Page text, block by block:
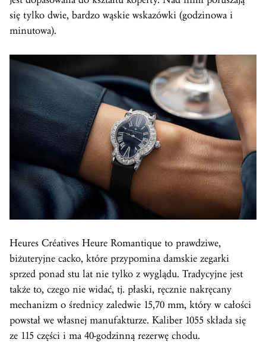
się tylko dwie, bardzo wąskie wskazówki (godzinowa i
minutowa).
Heures Créatives Heure Romantique to prawdziwe,
biżuteryjne cacko, które przypomina damskie zegarki
sprzed ponad stu lat nie tylko z wyglądu. Tradycyjne jest
także to, czego nie widać, tj. płaski, ręcznie nakręcany
mechanizm o średnicy zaledwie 15,70 mm, który w całości
powstał we własnej manufakturze. Kaliber 1055 składa się
ze 115 części i ma 40-godzinną rezerwę chodu.